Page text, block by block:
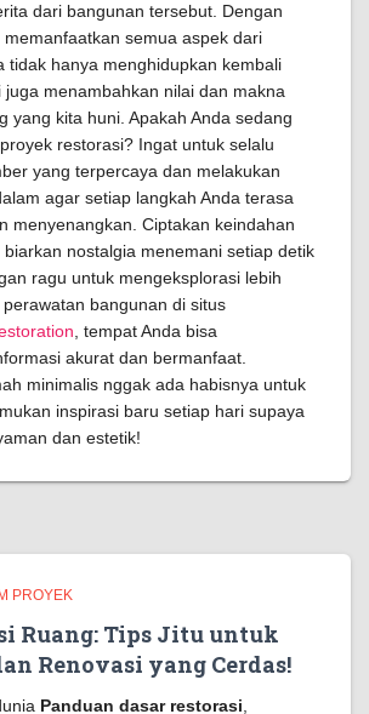
dari bangunan tersebut. Dengan
semua aspek dari
tidak hanya menghidupkan kembali
juga menambahkan nilai dan makna
yang kita huni. Apakah Anda sedang
restorasi? Ingat untuk selalu
yang terpercaya dan melakukan
agar setiap langkah Anda terasa
menyenangkan. Ciptakan keindahan
nostalgia menemani setiap detik
ragu untuk mengeksplorasi lebih
bangunan di situs
, tempat Anda bisa
akurat dan bermanfaat.
minimalis nggak ada habisnya untuk
inspirasi baru setiap hari supaya
dan estetik!
PROYEK
Ruang: Tips Jitu untuk
Renovasi yang Cerdas!
Panduan dasar restorasi